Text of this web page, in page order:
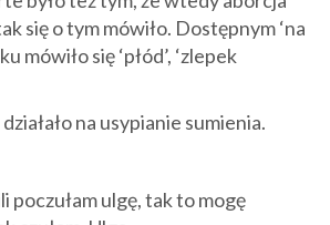
się o tym mówiło. Dostępnym ‘na
mówiło się ‘płód’, ‘zlepek
na usypianie sumienia.
poczułam ulgę, tak to mogę